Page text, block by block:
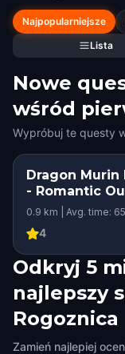
Najpopularniejsze
Lista
Nowe
wśród
Wypróbuj te questy
Dragon Murin
- Romantic
Game
0.9 km | Avg. time:
4
Odkryj 5
najlepszy
Rogoznica
Zamień najlepiej